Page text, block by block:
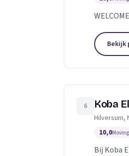
Bekijk
6 Koba
Hilversum,
10,0
Bij Koba